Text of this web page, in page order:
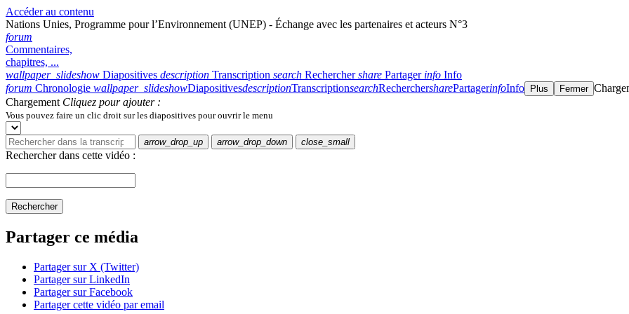
Accéder au contenu
Nations Unies, Programme pour l’Environnement (UNEP) - Échange avec les partenaires et acteurs N°3
forum
Commentaires,
chapitres, ...
wallpaper_slideshow Diapositives description Transcription search Rechercher share Partager info Info
forum Chronologie wallpaper_slideshowDiapositivesdescriptionTranscriptionsearchRecherchersharePartagerinfoInfo Plus Fermer
Chargement Cliquez pour ajouter :
Vous pouvez faire un clic droit sur les diapositives pour ouvrir le menu
arrow_drop_up arrow_drop_down close_small
Rechercher dans cette vidéo :
Rechercher
Partager ce média
Partager sur X (Twitter)
Partager sur LinkedIn
Partager sur Facebook
Partager cette vidéo par email